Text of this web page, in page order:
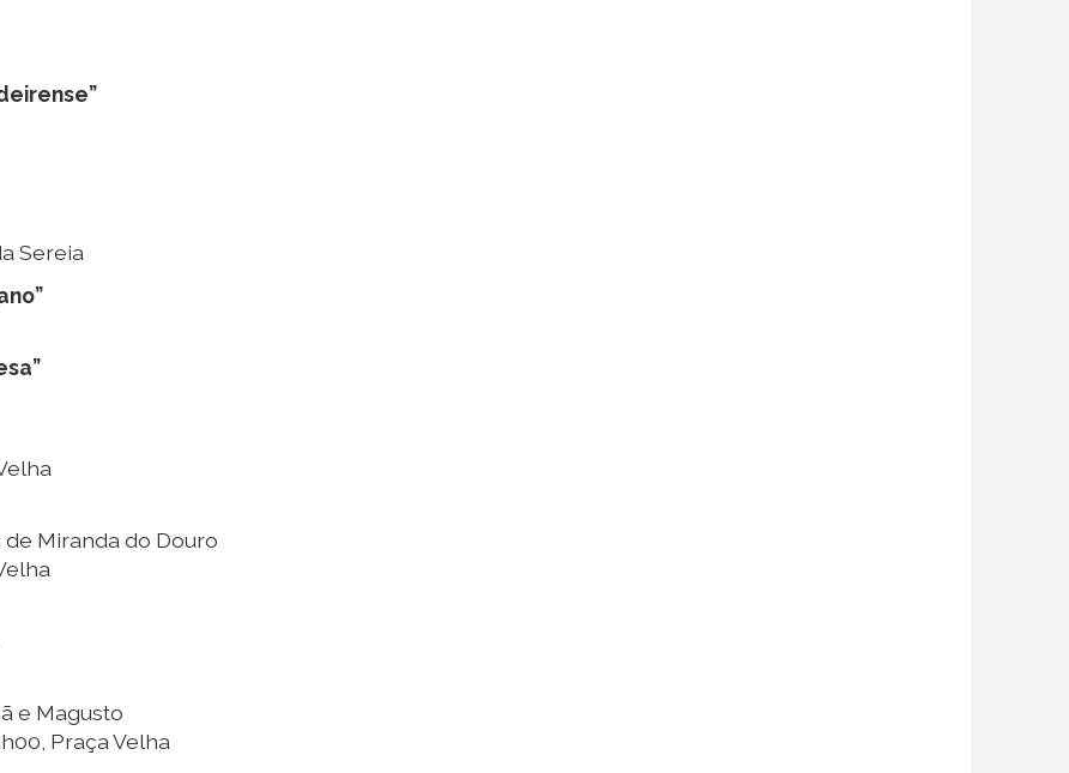
Sereia
Miranda do Douro
e Magusto
Praça Velha